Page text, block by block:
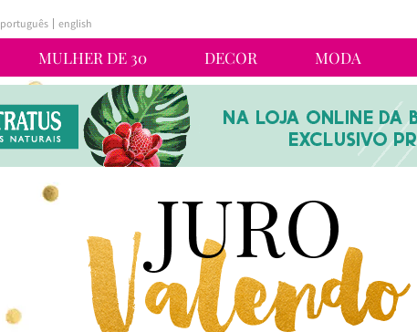
MULHER DE 30 DECOR MODA
português english